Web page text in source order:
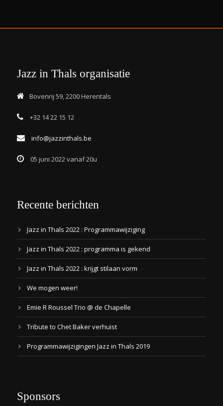
Jazz in Thals organisatie
Bovenrij 59, 2200 Herentals
+32 14 22 15 12
info@jazzinthals.be
05 juni 2022 vanaf 20u
Recente berichten
Jazz in Thals 2022 : Programmawijziging
Jazz in Thals 2022 : programma is gekend
Jazz in Thals 2022 : krijgt stilaan vorm
We mogen weer!
Emie R Roussel Trio @ de Chapelle
Tribute to Chet Baker verhuist
Programmawijzigingen Jazz in Thals 2019
Sponsors